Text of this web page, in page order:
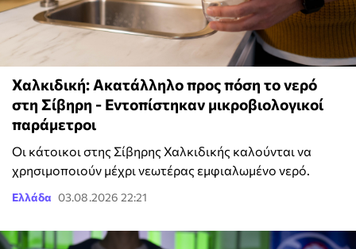
Χαλκιδική: Ακατάλληλο προς πόση το νερό
στη Σίβηρη - Εντοπίστηκαν μικροβιολογικοί
παράμετροι
Οι κάτοικοι στης Σίβηρης Χαλκιδικής καλούνται να
χρησιμοποιούν μέχρι νεωτέρας εμφιαλωμένο νερό.
Ελλάδα 03.08.2026 22:21